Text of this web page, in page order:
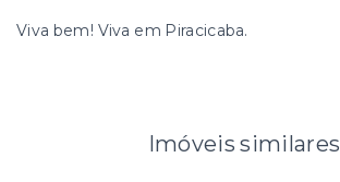
Viva bem! Viva em Piracicaba.
Imóveis similares